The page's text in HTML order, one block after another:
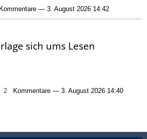
Kommentare — 3. August 2026 14:42
sich ums Lesen
2 Kommentare — 3. August 2026 14:40